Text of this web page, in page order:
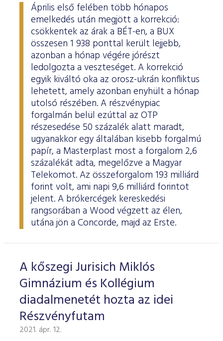
Április első felében több hónapos
emelkedés után megjött a korrekció:
csökkentek az árak a BÉT-en, a BUX
összesen 1 938 ponttal került lejjebb,
azonban a hónap végére jórészt
ledolgozta a veszteséget. A korrekció
egyik kiváltó oka az orosz-ukrán konfliktus
lehetett, amely azonban enyhült a hónap
utolsó részében. A részvénypiac
forgalmán belül ezúttal az OTP
részesedése 50 százalék alatt maradt,
ugyanakkor egy általában kisebb forgalmú
papír, a Masterplast most a forgalom 2,6
százalékát adta, megelőzve a Magyar
Telekomot. Az összeforgalom 193 milliárd
forint volt, ami napi 9,6 milliárd forintot
jelent. A brókercégek kereskedési
rangsorában a Wood végzett az élen,
utána jön a Concorde, majd az Erste.
A kőszegi Jurisich Miklós
Gimnázium és Kollégium
diadalmenetét hozta az idei
Részvényfutam
2021. ápr. 12.